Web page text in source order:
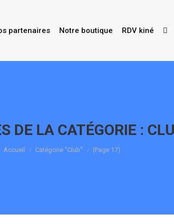
partenaires Notre boutique RDV kiné
DE LA CATÉGORIE :
Vous êtes ici :
Accueil Catégorie "Club" (Page 17)